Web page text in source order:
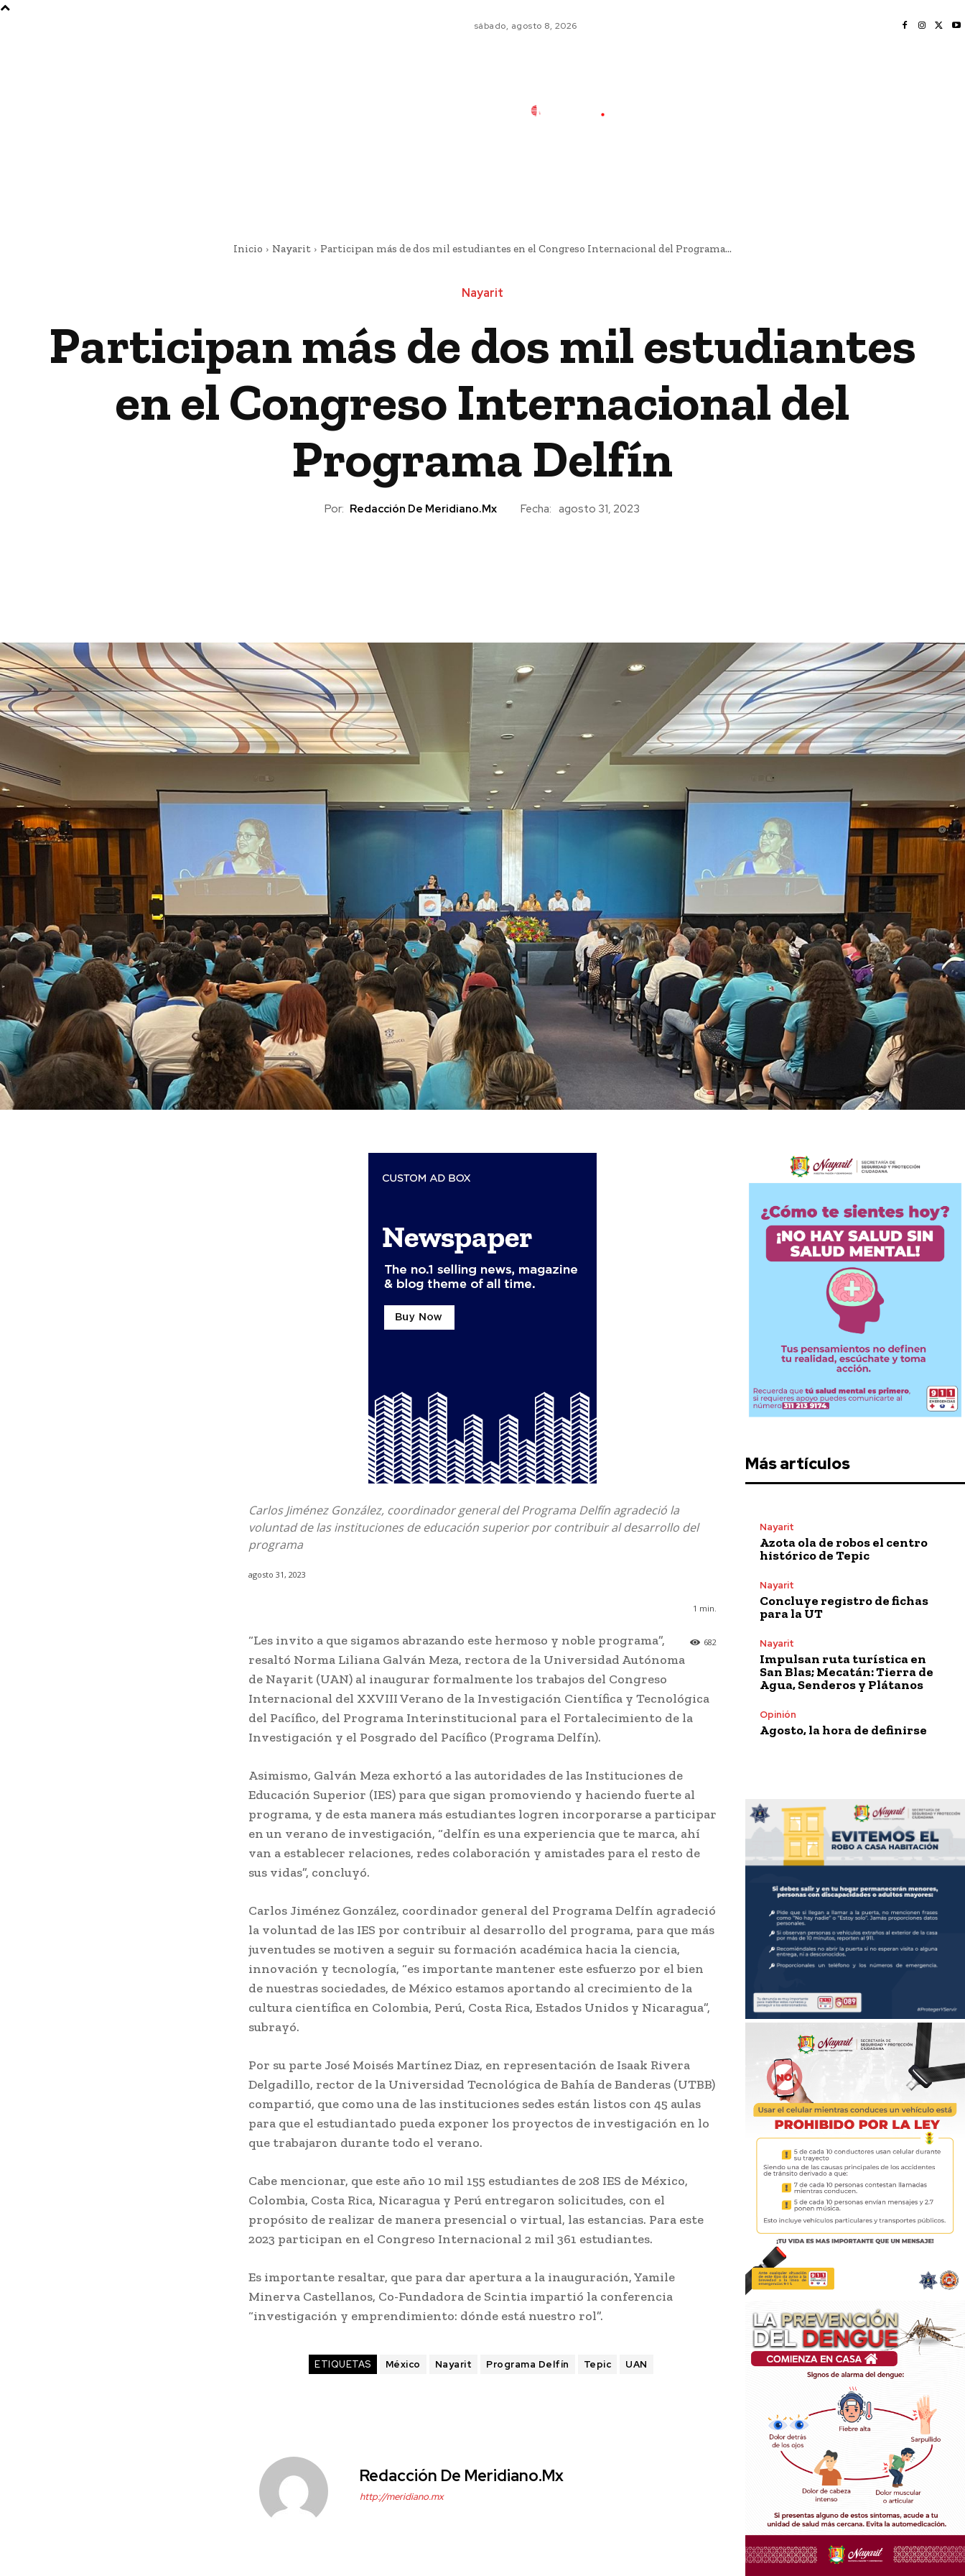
sábado, agosto 8, 2026
Inicio Nayarit Participan más de dos mil estudiantes en el Congreso Internacional del Programa...
Nayarit
Participan más de dos mil estudiantes
en el Congreso Internacional del
Programa Delfín
Por: Redacción De Meridiano.mx Fecha: agosto 31, 2023
Carlos Jiménez González, coordinador general del Programa Delfín agradeció la
voluntad de las instituciones de educación superior por contribuir al desarrollo del
programa
agosto 31, 2023
1 min.
682
“Les invito a que sigamos abrazando este hermoso y noble programa”,
resaltó Norma Liliana Galván Meza, rectora de la Universidad Autónoma
de Nayarit (UAN) al inaugurar formalmente los trabajos del Congreso
Internacional del XXVIII Verano de la Investigación Científica y Tecnológica
del Pacífico, del Programa Interinstitucional para el Fortalecimiento de la
Investigación y el Posgrado del Pacífico (Programa Delfín).
Asimismo, Galván Meza exhortó a las autoridades de las Instituciones de
Educación Superior (IES) para que sigan promoviendo y haciendo fuerte al
programa, y de esta manera más estudiantes logren incorporarse a participar
en un verano de investigación, “delfín es una experiencia que te marca, ahí
van a establecer relaciones, redes colaboración y amistades para el resto de
sus vidas”, concluyó.
Carlos Jiménez González, coordinador general del Programa Delfín agradeció
la voluntad de las IES por contribuir al desarrollo del programa, para que más
juventudes se motiven a seguir su formación académica hacia la ciencia,
innovación y tecnología, “es importante mantener este esfuerzo por el bien
de nuestras sociedades, de México estamos aportando al crecimiento de la
cultura científica en Colombia, Perú, Costa Rica, Estados Unidos y Nicaragua”,
subrayó.
Por su parte José Moisés Martínez Diaz, en representación de Isaak Rivera
Delgadillo, rector de la Universidad Tecnológica de Bahía de Banderas (UTBB)
compartió, que como una de las instituciones sedes están listos con 45 aulas
para que el estudiantado pueda exponer los proyectos de investigación en lo
que trabajaron durante todo el verano.
Cabe mencionar, que este año 10 mil 155 estudiantes de 208 IES de México,
Colombia, Costa Rica, Nicaragua y Perú entregaron solicitudes, con el
propósito de realizar de manera presencial o virtual, las estancias. Para este
2023 participan en el Congreso Internacional 2 mil 361 estudiantes.
Es importante resaltar, que para dar apertura a la inauguración, Yamile
Minerva Castellanos, Co-Fundadora de Scintia impartió la conferencia
“investigación y emprendimiento: dónde está nuestro rol”.
ETIQUETAS México Nayarit Programa Delfín Tepic UAN
Redacción De Meridiano.mx
http://meridiano.mx
Más artículos
Nayarit
Azota ola de robos el centro
histórico de Tepic
Nayarit
Concluye registro de fichas
para la UT
Nayarit
Impulsan ruta turística en
San Blas; Mecatán: Tierra de
Agua, Senderos y Plátanos
Opinión
Agosto, la hora de definirse